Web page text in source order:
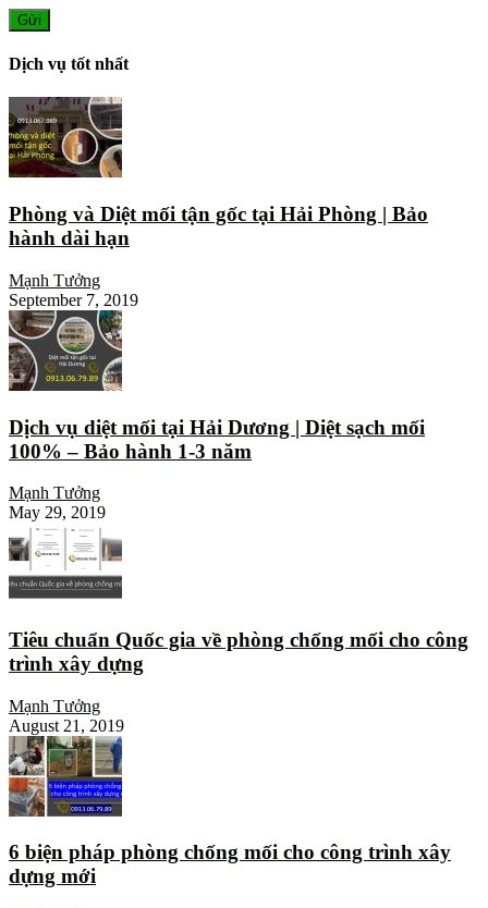
Dịch vụ tốt nhất
Phòng và Diệt mối tận gốc tại Hải Phòng | Bảo
hành dài hạn
Mạnh Tưởng
September 7, 2019
Dịch vụ diệt mối tại Hải Dương | Diệt sạch mối
100% – Bảo hành 1-3 năm
Mạnh Tưởng
May 29, 2019
Tiêu chuẩn Quốc gia về phòng chống mối cho công
trình xây dựng
Mạnh Tưởng
August 21, 2019
6 biện pháp phòng chống mối cho công trình xây
dựng mới